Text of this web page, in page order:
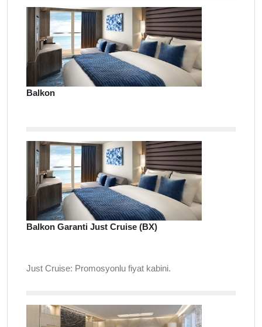
Balkon
Balkon Garanti Just Cruise (BX)
Just Cruise: Promosyonlu fiyat kabini.